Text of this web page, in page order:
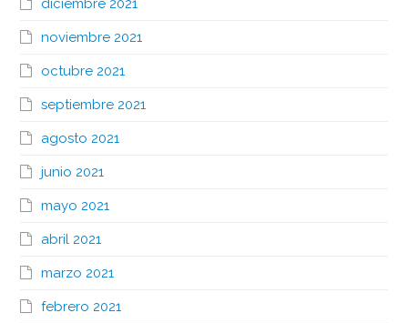
diciembre 2021
noviembre 2021
octubre 2021
septiembre 2021
agosto 2021
junio 2021
mayo 2021
abril 2021
marzo 2021
febrero 2021